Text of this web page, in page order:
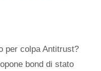
per colpa Antitrust?
bond di stato